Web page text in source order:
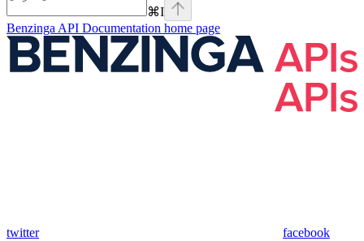
⌘I
Benzinga API Documentation home page
twitter facebook